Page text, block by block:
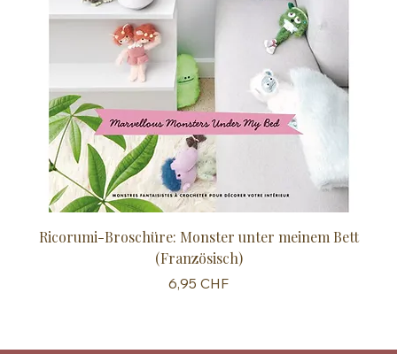
Ricorumi-Broschüre: Monster unter meinem Bett
(Französisch)
Preis
6,95 CHF